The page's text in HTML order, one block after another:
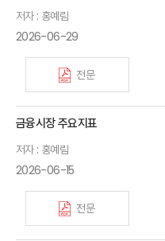
저자 : 홍예림
2026-06-29
전문
금융시장 주요지표
저자 : 홍예림
2026-06-15
전문